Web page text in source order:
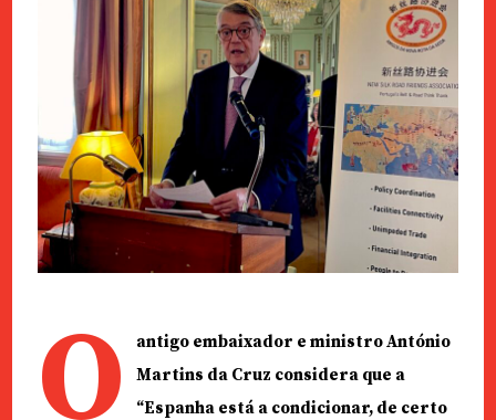
O
antigo embaixador e ministro António
Martins da Cruz considera que a
“Espanha está a condicionar, de certo